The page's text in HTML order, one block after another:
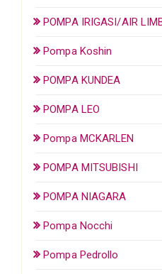
POMPA IRIGASI/AIR
Pompa Koshin
POMPA KUNDEA
POMPA LEO
Pompa MCKARLEN
POMPA MITSUBISHI
POMPA NIAGARA
Pompa Nocchi
Pompa Pedrollo